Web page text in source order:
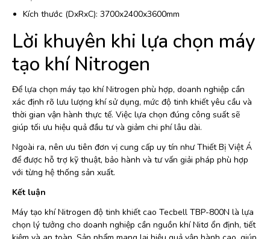
Kích thước (DxRxC): 3700x2400x3600mm
Lời khuyên khi lựa chọn máy
tạo khí Nitrogen
Để lựa chọn máy tạo khí Nitrogen phù hợp, doanh nghiệp cần
xác định rõ lưu lượng khí sử dụng, mức độ tinh khiết yêu cầu và
thời gian vận hành thực tế. Việc lựa chọn đúng công suất sẽ
giúp tối ưu hiệu quả đầu tư và giảm chi phí lâu dài.
Ngoài ra, nên ưu tiên đơn vị cung cấp uy tín như Thiết Bị Việt Á
để được hỗ trợ kỹ thuật, bảo hành và tư vấn giải pháp phù hợp
với từng hệ thống sản xuất.
Kết luận
Máy tạo khí Nitrogen độ tinh khiết cao Tecbell TBP-800N là lựa
chọn lý tưởng cho doanh nghiệp cần nguồn khí Nitơ ổn định, tiết